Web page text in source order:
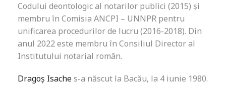
Codului deontologic al notarilor publici (2015) şi
membru în Comisia ANCPI – UNNPR pentru
unificarea procedurilor de lucru (2016-2018). Din
anul 2022 este membru în Consiliul Director al
Institutului notarial român.
Dragoș Isaches-a născut la Bacău, la 4 iunie 1980.